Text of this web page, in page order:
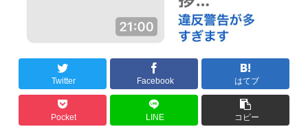
Twitter Facebook はてブ
Pocket LINE コピー